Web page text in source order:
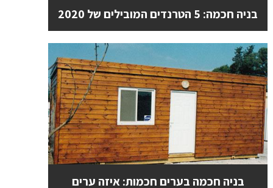
בניה חכמה: 5 הטרנדים המובילים של 2020
בניה חכמה בערים חכמות: איזה ערים